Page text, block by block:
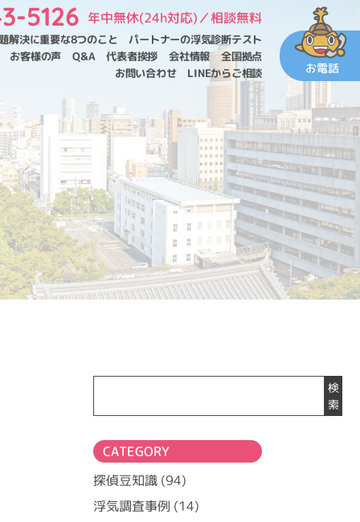
お電話
5126 年中無休(24h対応)／相談無料
解決に重要な8つのこと
パートナーの浮気診断テスト
お客様の声 Q&A 代表者挨拶 会社情報
全国拠点
お問い合わせ
LINEからご相談
検
索
CATEGORY
探偵豆知識 (94)
浮気調査事例 (14)